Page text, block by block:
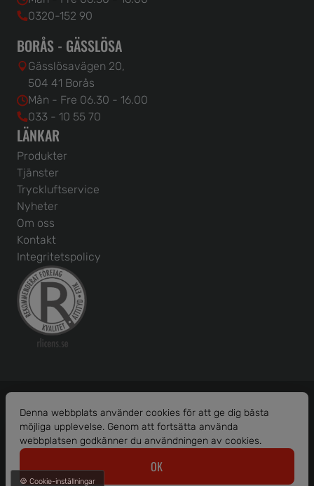
0320-152 90
BORÅS - GÄSSLÖSA
Gässlösavägen 20,
504 41 Borås
Mån - Fre 06.30 - 16.00
033 - 10 55 70
LÄNKAR
Produkter
Tjänster
Tryckluftservice
Nyheter
Om oss
Kontakt
Integritetspolicy
Alla rättigheter reserverade.
Org. nr: 556586-1456
Denna webbplats använder cookies för att ge dig bästa
möjliga upplevelse. Genom att fortsätta använda
webbplatsen godkänner du användningen av cookies.
OK
🍪 Cookie-inställningar